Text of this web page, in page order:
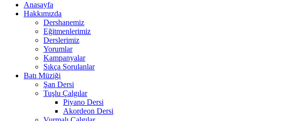
Anasayfa
Hakkımızda
Dershanemiz
Eğitmenlerimiz
Derslerimiz
Yorumlar
Kampanyalar
Sıkça Sorulanlar
Batı Müziği
Şan Dersi
Tuşlu Çalgılar
Piyano Dersi
Akordeon Dersi